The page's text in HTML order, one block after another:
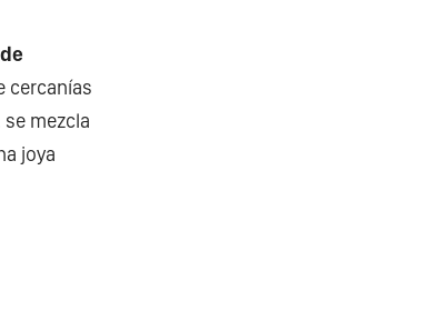
cercanías
mezcla
joya